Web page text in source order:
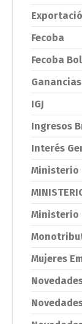
Fecoba
Fecoba
Ganancias
IGJ
Ingresos
Interés
Ministerio
Ministerio
Mujeres